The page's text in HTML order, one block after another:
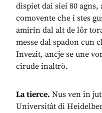
dispiet dai siei 80 agns,
comovente che i stes
amirin dal alt de lôr
messe dal spadon cun
Invezit, ancje se une
cirude inaltrò.
La tierce. Nus ven in
Universitât di